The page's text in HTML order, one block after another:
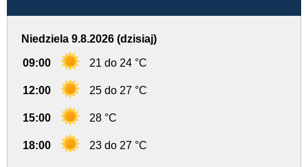
Niedziela 9.8.2026 (dzisiaj)
09:00 21 do 24 °C
12:00 25 do 27 °C
15:00 28 °C
18:00 23 do 27 °C